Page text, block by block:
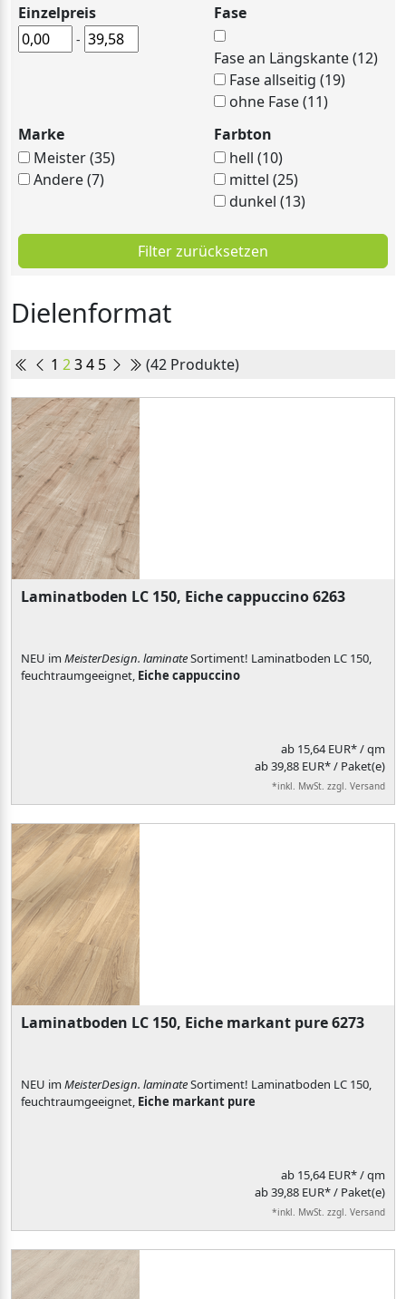
Einzelpreis
-
Fase
Fase an Längskante (12)
Fase allseitig (19)
ohne Fase (11)
Marke
Meister (35)
Andere (7)
Farbton
hell (10)
mittel (25)
dunkel (13)
Filter zurücksetzen
Dielenformat
1 234 5 (42 Produkte)
Laminatboden LC 150, Eiche cappuccino 6263
NEU imMeisterDesign. laminateSortiment! Laminatboden LC 150,
feuchtraumgeeignet, Eiche cappuccino
ab 15,64 EUR*/ qm
ab 39,88 EUR* / Paket(e)
*inkl. MwSt. zzgl. Versand
Laminatboden LC 150, Eiche markant pure 6273
NEU imMeisterDesign. laminateSortiment! Laminatboden LC 150,
feuchtraumgeeignet, Eiche markant pure
ab 15,64 EUR*/ qm
ab 39,88 EUR* / Paket(e)
*inkl. MwSt. zzgl. Versand